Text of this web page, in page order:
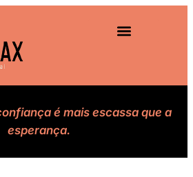
é mais escassa que a
esperança.